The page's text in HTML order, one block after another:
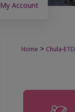
My Account
Home > Chula-ETD